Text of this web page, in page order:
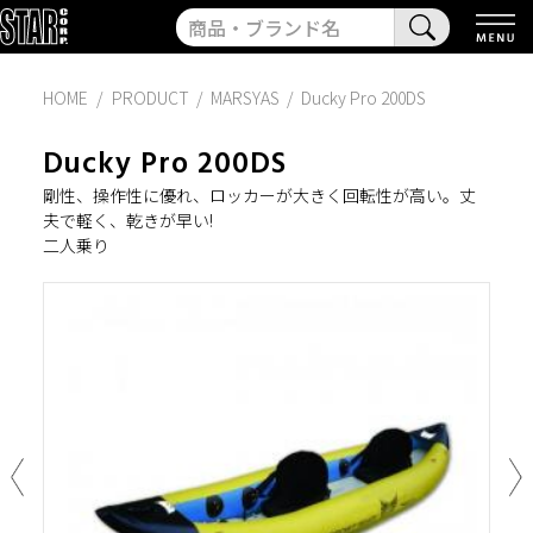
HOME PRODUCT / MARSYAS / Ducky Pro 200DS
Ducky Pro 200DS
剛性、操作性に優れ、ロッカーが大きく回転性が高い。丈
夫で軽く、乾きが早い!
二人乗り